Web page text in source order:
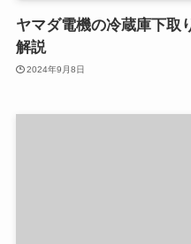
ヤマダ電機の冷蔵庫下取
解説
2024年9月8日